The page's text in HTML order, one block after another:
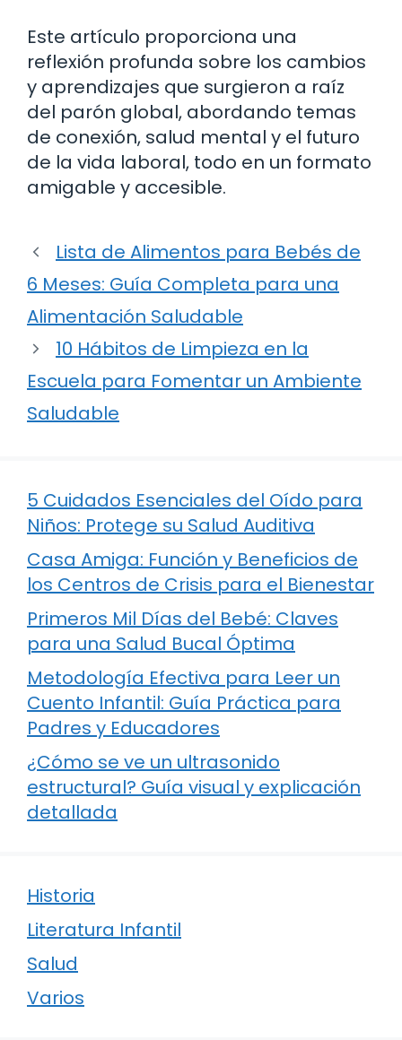
Este artículo proporciona una
reflexión profunda sobre los cambios
y aprendizajes que surgieron a raíz
del parón global, abordando temas
de conexión, salud mental y el futuro
de la vida laboral, todo en un formato
amigable y accesible.
Lista de Alimentos para Bebés de
6 Meses: Guía Completa para una
Alimentación Saludable
10 Hábitos de Limpieza en la
Escuela para Fomentar un Ambiente
Saludable
5 Cuidados Esenciales del Oído para
Niños: Protege su Salud Auditiva
Casa Amiga: Función y Beneficios de
los Centros de Crisis para el Bienestar
Primeros Mil Días del Bebé: Claves
para una Salud Bucal Óptima
Metodología Efectiva para Leer un
Cuento Infantil: Guía Práctica para
Padres y Educadores
¿Cómo se ve un ultrasonido
estructural? Guía visual y explicación
detallada
Historia
Literatura Infantil
Salud
Varios